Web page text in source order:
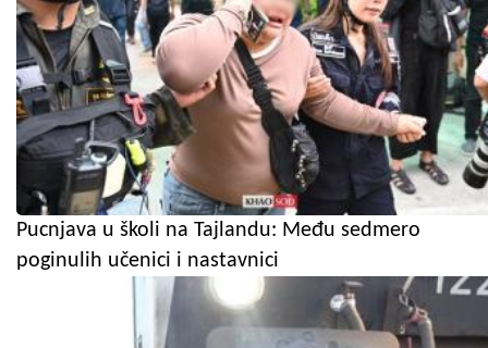
Pucnjava u školi na Tajlandu: Među sedmero
poginulih učenici i nastavnici